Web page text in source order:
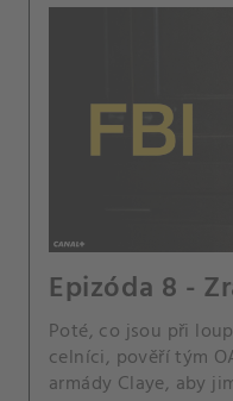
Epizóda 8 -
Poté, co jsou při
celníci, pověří tým
armády Claye, aby